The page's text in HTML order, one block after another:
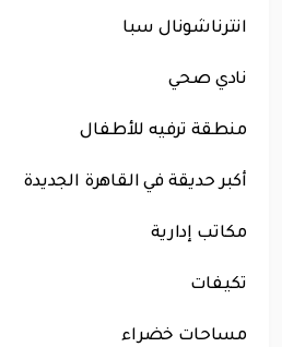
انترناشونال سبا
نادي صحي
منطقة ترفيه للأطفال
أكبر حديقة في القاهرة الجديدة
مكاتب إدارية
تكيفات
مساحات خضراء